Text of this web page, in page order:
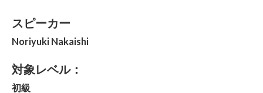
スピーカー
Noriyuki Nakaishi
対象レベル：
初級